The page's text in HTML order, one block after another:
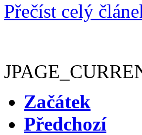
Přečíst celý
Začátek
Předchozí